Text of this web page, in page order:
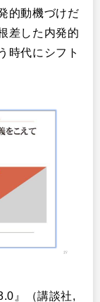
的動機づけだ
差した内発的
時代にシフト
』（講談社,